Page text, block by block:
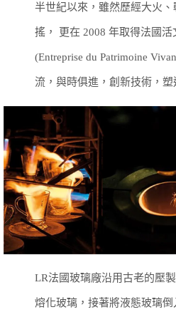
半世紀以來，雖然歷經大火
搖， 更在 2008 年取得法國
(Entreprise du Patrimoine
流，與時俱進，創新技術，塑
LR法國玻璃廠沿用古老的壓製
熔化玻璃，接著將液態玻璃倒